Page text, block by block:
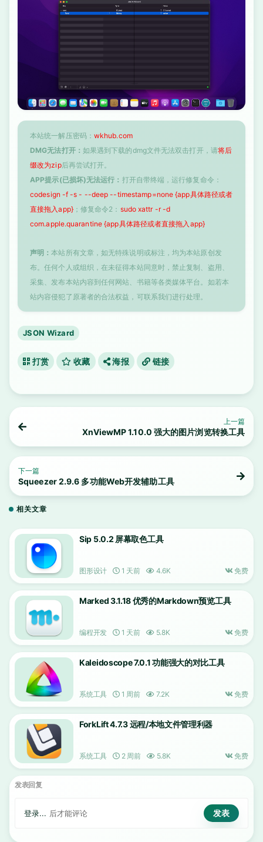
本站统一解压密码： wkhub.com
DMG无法打开： 如果遇到下载的dmg文件无法双击打开，请将后
缀改为zip后再尝试打开。
APP提示(已损坏)无法运行： 打开自带终端，运行修复命令：
codesign -f -s - --deep --timestamp=none {app具体路径或者
直接拖入app}；修复命令2： sudo xattr -r -d
com.apple.quarantine {app具体路径或者直接拖入app}
声明：本站所有文章，如无特殊说明或标注，均为本站原创发
布。任何个人或组织，在未征得本站同意时，禁止复制、盗用、
采集、发布本站内容到任何网站、书籍等各类媒体平台。如若本
站内容侵犯了原著者的合法权益，可联系我们进行处理。
JSON Wizard
打赏 收藏 海报 链接
上一篇
XnViewMP 1.10.0 强大的图片浏览转换工具
下一篇
Squeezer 2.9.6 多功能Web开发辅助工具
相关文章
Sip 5.0.2 屏幕取色工具
图形设计 1 天前 4.6K 免费
Marked 3.1.18 优秀的Markdown预览工具
编程开发 1 天前 5.8K 免费
Kaleidoscope 7.0.1 功能强大的对比工具
系统工具 1 周前 7.2K 免费
ForkLift 4.7.3 远程/本地文件管理利器
系统工具 2 周前 5.8K 免费
发表回复
登录... 后才能评论